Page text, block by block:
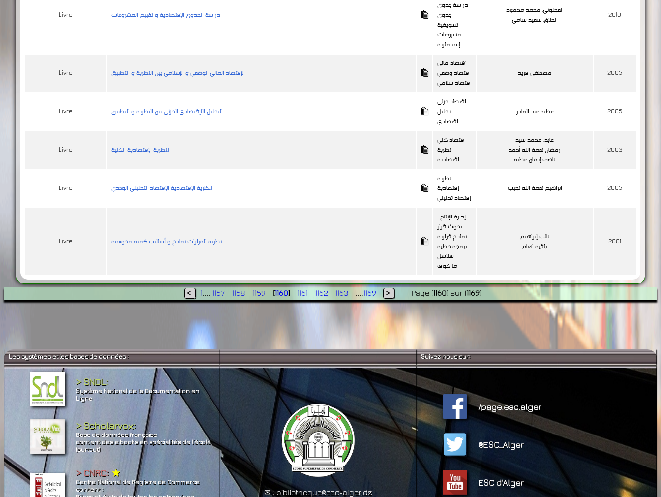
Livre دراسة الجدوى الإقتصادية و تقييم المشروعات
دراسة جدوى
جدوى
تسويقية
مشروعات
إستثمارية
العجلوني، محمد محمود
الحلاق، سعيد سامي
2010
Livre الإقتصاد المالي الوضعي و الإسلامي بين النظرية و التطبيق
اقتصاد مالى
اقتصاد وضعي
اقتصاداسلامي
مصطفى فريد 2005
Livre التحليل اللإقتصادي الجزئي بين النظرية و التطبيق
اقتصاد جزئي
تحليل
اقتصادي
عطية عبد القادر 2005
Livre النظرية الإقتصادية الكلية
اقتصاد كلي
نظرية
اقتصادية
عابد، محمد سيد
رمضان نعمة الله أحمد
ناصف إيمان عطية
2003
Livre النظرية الإقتصادية الإقتصاد التحليلي الوحدي
نظرية
إقتصادية
إقتصاد تحليلي
ابراهيم نعمة الله نجيب 2005
Livre نظرية القرارات نماذج و أساليب كمية محوسبة
إدارة الإنتاج-
بحوث قرار
نماذج قرارية
برمجة خطية
سلاسل
ماركوف
نائب إبراهيم
باقية انعام
2001
< 1 1157 - 1158 - 1159 - [1160] - 1161 - 1162 - 1163 - .... 1169 > --- Page (1160) sur (1169)
Les systèmes et les bases de données : Suivez nous sur:
> SNDL:
Système National de la Documentation en
Ligne
> Scholarvox:
Base de données française
contient des e.books en spécialités de l’école
(surtout)
> CNRC:★
Centre National de Registre de Commerce
contient :
✉ : bibliotheque@esc-alger.dz
/page.esc.alger
@ESC_Alger
ESC d'Alger